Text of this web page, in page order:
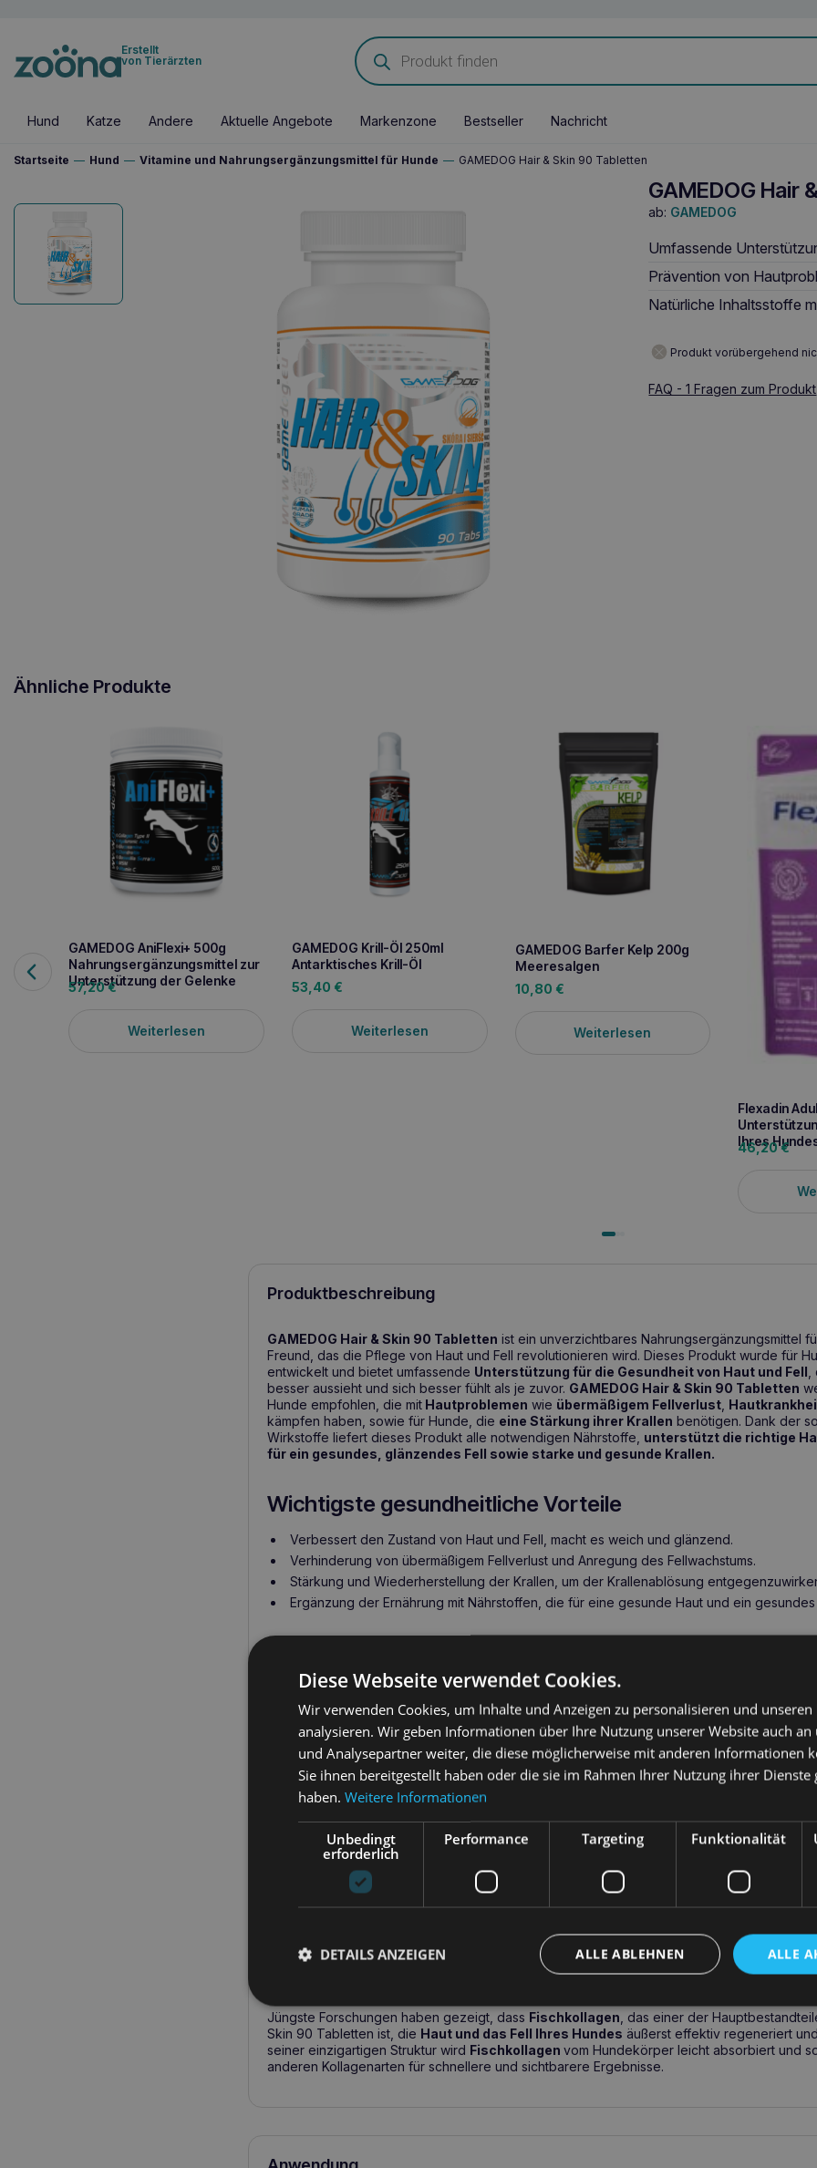
Erstellt
von Tierärzten
Products
search
Hund Katze Andere Aktuelle Angebote Markenzone Bestseller Nachricht
Startseite — Hund — Vitamine und Nahrungsergänzungsmittel für Hunde — GAMEDOG Hair & Skin 90 Tabletten
GAMEDOG Hair
ab: GAMEDOG
Umfassende
Prävention von
Natürliche Inhaltsstoffe
Produkt vorübergehend
FAQ - 1 Fragen zum Produkt
Ähnliche Produkte
GAMEDOG AniFlexi+ 500g
Nahrungsergänzungsmittel zur
Unterstützung der Gelenke
57,20€
Weiterlesen
GAMEDOG Krill-Öl 250ml
Antarktisches Krill-Öl
53,40 €
Weiterlesen
GAMEDOG Barfer Kelp 200g
Meeresalgen
10,80 €
Weiterlesen
Flexadin
Ihres
46,20€
Produktbeschreibung
GAMEDOG Hair & Skin 90 Tabletten ist ein unverzichtbares Nahrungsergänzungsmittel
Freund, das die Pflege von Haut und Fell revolutionieren wird. Dieses Produkt wurde für
entwickelt und bietet umfassende Unterstützung für die Gesundheit von Haut und Fell
besser aussieht und sich besser fühlt als je zuvor. GAMEDOG Hair & Skin 90 Tabletten
Hunde empfohlen, die mit Hautproblemen wie übermäßigem Fellverlust
kämpfen haben, sowie für Hunde, die eine Stärkung ihrer Krallen benötigen. Dank der
Wirkstoffe liefert dieses Produkt alle notwendigen Nährstoffe, unterstützt die richtige
für ein gesundes, glänzendes Fell sowie starke und gesunde Krallen.
Wichtigste gesundheitliche Vorteile
Verbessert den Zustand von Haut und Fell, macht es weich und glänzend.
Verhinderung von übermäßigem Fellverlust und Anregung des Fellwachstums.
Stärkung und Wiederherstellung der Krallen, um der Krallenablösung
Ergänzung der Ernährung mit Nährstoffen, die für eine gesunde Haut und ein gesundes
beginnen?
Die Einnahme vonGAMEDOG Hair & Skin 90 Tablettenempfiehlt sich vor allem in Zeiten
Fellwechsels, bei Problemen mit trockenem, stumpfem und brüchigem Haar
sowie
rissigen Krallen. Das Ergänzungsfuttermittel ist auch eine ausgezeichnete Unterstützung
Ausstellungssaison und als ergänzende Therapie beiHautkrankheiten und Allergien.
jeden Alters geeignet und hilft ihnen, ihr ganzes Leben lang eine gesunde Haut und ein
Warum sollten Sie GAMEDOG Hair & Skin 90 Tabletten kaufen?
GAMEDOG Hair & Skin 90 Tabletten
glänzenden Fells
Ihres Hundes. Dieses Nahrungsergänzungsmittel enthält alle wichtigen
Erhaltung eines gesunden Fells und einer gesunden Haut wichtig sind. Von
Fischkollagen
Zinkbis hin zuAckerschachtelhalm- und Brennesselextraktenwurde jeder
Jüngste Forschungen haben gezeigt, dass Fischkollagen , das einer der
Skin 90 Tabletten ist, die Haut und das Fell Ihres Hundes äußerst effektiv regeneriert und
seiner einzigartigen Struktur wird Fischkollagen vom Hundekörper leicht absorbiert und
anderen Kollagenarten für schnellere und sichtbarere Ergebnisse.
Diese Webseite verwendet Cookies.
Wir verwenden Cookies, um Inhalte und Anzeigen zu personalisieren und
analysieren. Wir geben Informationen über Ihre Nutzung unserer Website auch an
und Analysepartner weiter, die diese möglicherweise mit anderen Informationen
Sie ihnen bereitgestellt haben oder die sie im Rahmen Ihrer Nutzung ihrer Dienste
haben. Weitere Informationen
Unbedingt
erforderlich
Performance Targeting Funktionalität
ALLE
ALLE ABLEHNEN
DETAILS ANZEIGEN